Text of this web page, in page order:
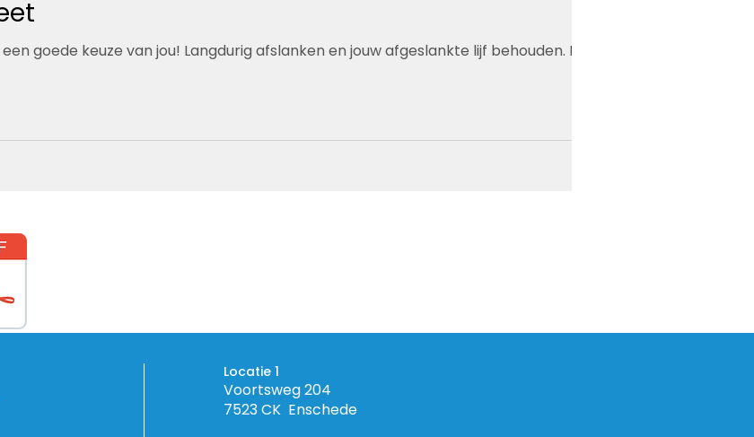
goede keuze van jou! Langdurig afslanken en jouw afgeslankte lijf behouden. Dat
Locatie 1
Voortsweg 204
7523 CK Enschede